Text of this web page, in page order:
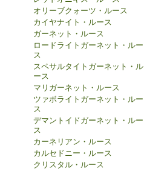
オリーブクォーツ・ルース
カイヤナイト・ルース
ガーネット・ルース
ロードライトガーネット・ルー
ス
スペサルタイトガーネット・ル
ース
マリガーネット・ルース
ツァボライトガーネット・ルー
ス
デマントイドガーネット・ルー
ス
カーネリアン・ルース
カルセドニー・ルース
クリスタル・ルース